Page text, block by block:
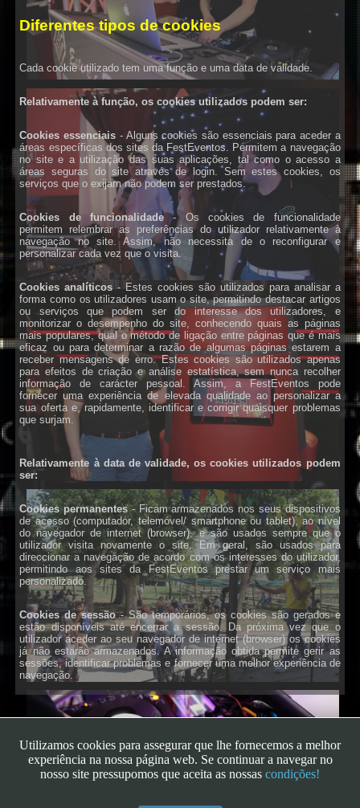
Karaoke
Diferentes tipos de cookies
Cada cookie utilizado tem uma função e uma data de validade.
Relativamente à função, os cookies utilizados podem ser:
Cookies essenciais - Alguns cookies são essenciais para aceder a
áreas específicas dos sites da FestEventos. Permitem a navegação
no site e a utilização das suas aplicações, tal como o acesso a
áreas seguras do site através de login. Sem estes cookies, os
serviços que o exijam não podem ser prestados.
Cookies de funcionalidade - Os cookies de funcionalidade
permitem relembrar as preferências do utilizador relativamente à
navegação no site. Assim, não necessita de o reconfigurar e
personalizar cada vez que o visita.
Cookies analíticos- Estes cookies são utilizados para analisar a
forma como os utilizadores usam o site, permitindo destacar artigos
ou serviços que podem ser do interesse dos utilizadores, e
monitorizar o desempenho do site, conhecendo quais as páginas
mais populares, qual o método de ligação entre páginas que é mais
eficaz ou para determinar a razão de algumas páginas estarem a
receber mensagens de erro. Estes cookies são utilizados apenas
para efeitos de criação e análise estatística, sem nunca recolher
informação de carácter pessoal. Assim, a FestEventos pode
fornecer uma experiência de elevada qualidade ao personalizar a
sua oferta e, rapidamente, identificar e corrigir quaisquer problemas
que surjam.
Relativamente à data de validade, os cookies utilizados podem
ser:
Cookies permanentes- Ficam armazenados nos seus dispositivos
de acesso (computador, telemóvel/ smartphone ou tablet), ao nível
do navegador de internet (browser), e são usados sempre que o
utilizador visita novamente o site. Em geral, são usados para
direccionar a navegação de acordo com os interesses do utilizador,
permitindo aos sites da FestEventos prestar um serviço mais
personalizado.
Cookies de sessão- São temporários, os cookies são gerados e
estão disponíveis até encerrar a sessão. Da próxima vez que o
utilizador aceder ao seu navegador de internet (browser) os cookies
já não estarão armazenados. A informação obtida permite gerir as
sessões, identificar problemas e fornecer uma melhor experiência de
navegação.
Utilizamos cookies para assegurar que lhe fornecemos a melhor
experiência na nossa página web. Se continuar a navegar no
nosso site pressupomos que aceita as nossas condições!